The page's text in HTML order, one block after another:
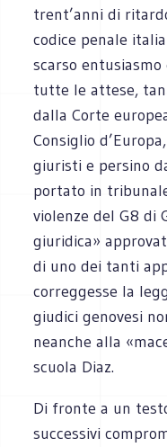
trent’anni di
codice penale
scarso
tutte le attese,
dalla Corte
Consiglio
giuristi e persino
portato in
violenze del G8 di
giuridica»
di uno dei tanti
correggesse la
giudici genovesi
neanche alla
scuola Diaz.
Di fronte a un
successivi